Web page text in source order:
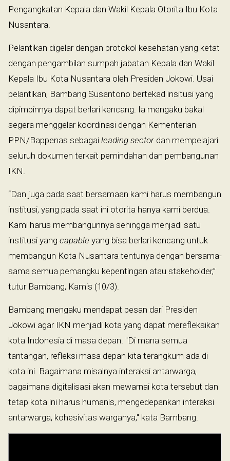
Pengangkatan Kepala dan Wakil Kepala Otorita Ibu Kota
Nusantara.
Pelantikan digelar dengan protokol kesehatan yang ketat
dengan pengambilan sumpah jabatan Kepala dan Wakil
Kepala Ibu Kota Nusantara oleh Presiden Jokowi. Usai
pelantikan, Bambang Susantono bertekad insitusi yang
dipimpinnya dapat berlari kencang. Ia mengaku bakal
segera menggelar koordinasi dengan Kementerian
PPN/Bappenas sebagai leading sector dan mempelajari
seluruh dokumen terkait pemindahan dan pembangunan
IKN.
“Dan juga pada saat bersamaan kami harus membangun
institusi, yang pada saat ini otorita hanya kami berdua.
Kami harus membangunnya sehingga menjadi satu
institusi yang capable yang bisa berlari kencang untuk
membangun Kota Nusantara tentunya dengan bersama-
sama semua pemangku kepentingan atau stakeholder,”
tutur Bambang, Kamis (10/3).
Bambang mengaku mendapat pesan dari Presiden
Jokowi agar IKN menjadi kota yang dapat merefleksikan
kota Indonesia di masa depan. "Di mana semua
tantangan, refleksi masa depan kita terangkum ada di
kota ini. Bagaimana misalnya interaksi antarwarga,
bagaimana digitalisasi akan mewarnai kota tersebut dan
tetap kota ini harus humanis, mengedepankan interaksi
antarwarga, kohesivitas warganya," kata Bambang.